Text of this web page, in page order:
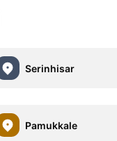
Serinhisar
Pamukkale